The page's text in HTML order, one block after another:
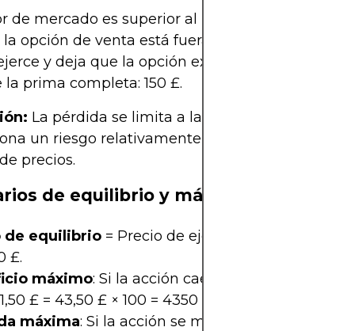
de mercado es superior al precio de ejercicio
opción de venta está fuera de dinero.
y deja que la opción expire sin valor.
la prima completa: 150 £.
La pérdida se limita a la prima pagada, lo
un riesgo relativamente bajo. Forma de
precios.
de equilibrio y máximo
de equilibrio = Precio de ejercicio - Prima = 45 £
£.
máximo: Si la acción cae a cero, ganancia
£ = 43,50 £ × 100 = 4350 £.
máxima: Si la acción se mantiene por encima